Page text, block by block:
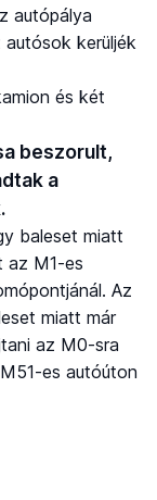
autópálya
kerüljék
és két
beszorult,
a
baleset miatt
az M1-es
Az
miatt már
az M0-sra
es autóúton